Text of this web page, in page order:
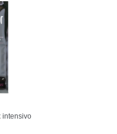
intensivo